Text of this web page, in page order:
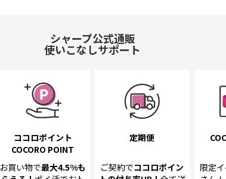
シャープ公式通販
使いこなしサポート
ココロポイント
COCORO POINT
お買い物で最大4.5%も
定期便
ご契約でココロポイン
限定